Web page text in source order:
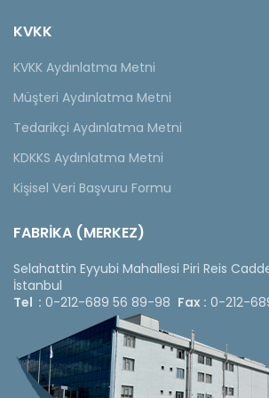
KVKK
KVKK Aydınlatma Metni
Müşteri Aydınlatma Metni
Tedarikçi Aydınlatma Metni
KDKKS Aydınlatma Metni
Kişisel Veri Başvuru Formu
FABRİKA (MERKEZ)
Selahattin Eyyubi Mahallesi Piri Reis
İstanbul
Tel : 0-212-689 56 89-98 Fax : 0-212-